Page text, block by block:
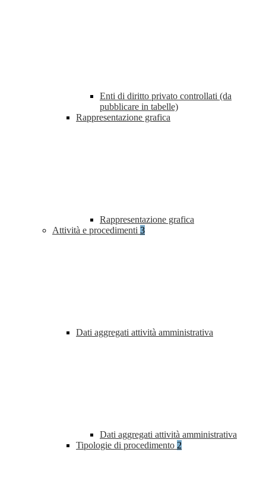
Enti di diritto privato controllati (da
pubblicare in tabelle)
Rappresentazione grafica
Rappresentazione grafica
Attività e procedimenti 3
Dati aggregati attività amministrativa
Dati aggregati attività amministrativa
Tipologie di procedimento 2